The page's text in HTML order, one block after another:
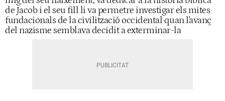
de Jacob i el seu fill li va permetre investigar els mites
fundacionals de la civilització occidental quan l'avanç
del nazisme semblava decidit a exterminar-la